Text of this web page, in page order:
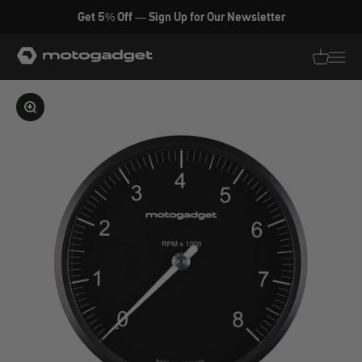
Zum Inhalt springen
Get 5% Off — Sign Up for Our Newsletter
motogadget GmbH
Bild vergrößern